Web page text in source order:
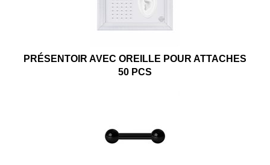
PRÉSENTOIR AVEC OREILLE POUR ATTACHES
50 PCS